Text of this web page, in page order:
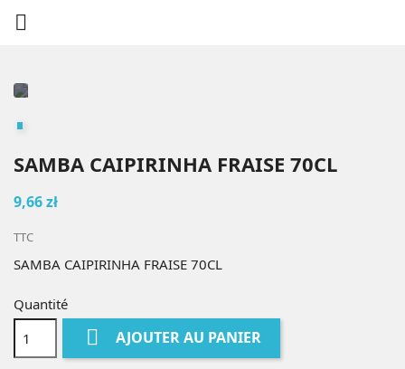

SAMBA CAIPIRINHA FRAISE 70CL
9,66 zł
TTC
SAMBA CAIPIRINHA FRAISE 70CL
Quantité
 AJOUTER AU PANIER